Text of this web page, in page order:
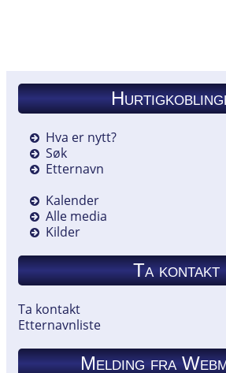
Hva er nytt?
Søk
Etternavn
Kalender
Alle media
Kilder
Ta kontakt
Ta kontakt
Etternavnliste
Melding fra